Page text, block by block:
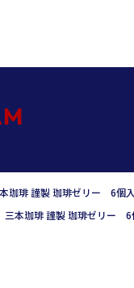
珈琲 謹製 珈琲ゼリー 6個
三本珈琲 謹製 珈琲ゼリー 6